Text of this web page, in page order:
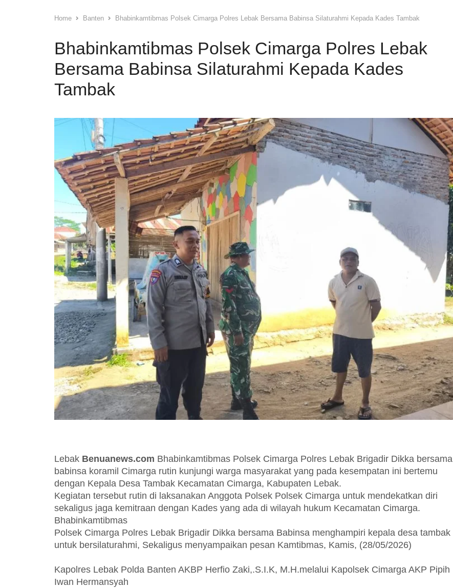
Home Banten Bhabinkamtibmas Polsek Cimarga Polres Lebak Bersama Babinsa Silaturahmi Kepada Kades Tambak
Bhabinkamtibmas Polsek Cimarga Polres Lebak
Bersama Babinsa Silaturahmi Kepada Kades
Tambak
Lebak Benuanews.com Bhabinkamtibmas Polsek Cimarga Polres Lebak Brigadir Dikka bersama
babinsa koramil Cimarga rutin kunjungi warga masyarakat yang pada kesempatan ini bertemu
dengan Kepala Desa Tambak Kecamatan Cimarga, Kabupaten Lebak.
Kegiatan tersebut rutin di laksanakan Anggota Polsek Polsek Cimarga untuk mendekatkan diri
sekaligus jaga kemitraan dengan Kades yang ada di wilayah hukum Kecamatan Cimarga.
Bhabinkamtibmas
Polsek Cimarga Polres Lebak Brigadir Dikka bersama Babinsa menghampiri kepala desa tambak
untuk bersilaturahmi, Sekaligus menyampaikan pesan Kamtibmas, Kamis, (28/05/2026)
Kapolres Lebak Polda Banten AKBP Herfio Zaki,.S.I.K, M.H.melalui Kapolsek Cimarga AKP Pipih
Iwan Hermansyah